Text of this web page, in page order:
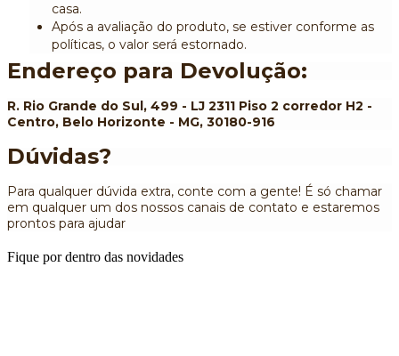
casa.
Após a avaliação do produto, se estiver conforme as
políticas, o valor será estornado.
Endereço para Devolução:
R. Rio Grande do Sul, 499 - LJ 2311 Piso 2 corredor H2 -
Centro, Belo Horizonte - MG, 30180-916
Dúvidas?
Para qualquer dúvida extra, conte com a gente! É só chamar
em qualquer um dos nossos canais de contato e estaremos
prontos para ajudar
Fique por dentro das novidades